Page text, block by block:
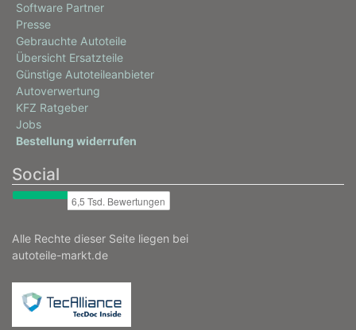
Software Partner
Presse
Gebrauchte Autoteile
Übersicht Ersatzteile
Günstige Autoteileanbieter
Autoverwertung
KFZ Ratgeber
Jobs
Bestellung widerrufen
Social
Alle Rechte dieser Seite liegen bei
autoteile-markt.de